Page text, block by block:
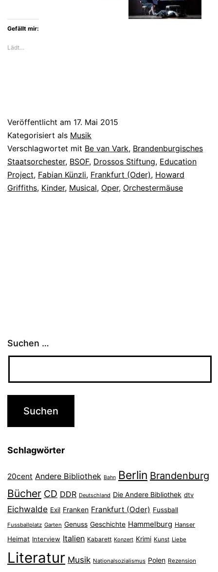
Gefällt mir:
Lädt…
Veröffentlicht am 17. Mai 2015
Kategorisiert als Musik
Verschlagwortet mit Be van Vark, Brandenburgisches
Staatsorchester, BSOF, Drossos Stiftung, Education
Project, Fabian Künzli, Frankfurt (Oder), Howard
Griffiths, Kinder, Musical, Oper, Orchestermäuse
Suchen …
Schlagwörter
20cent Andere Bibliothek Bahn Berlin Brandenburg
Bücher CD DDR Deutschland Die Andere Bibliothek dtv
Eichwalde Exil Franken Frankfurt (Oder) Fussball
Fussballplatz Garten Genuss Geschichte Hammelburg Hanser
Heimat Interview Italien Kabarett Konzert Krimi Kunst Liebe
Literatur Musik Nationalsozialismus Polen Rezension